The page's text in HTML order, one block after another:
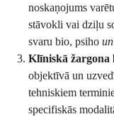
noskaņojums
stāvokli vai dziļu
svaru bio, psiho un
Klīniskā žargona
objektīvā un
tehniskiem
specifiskās